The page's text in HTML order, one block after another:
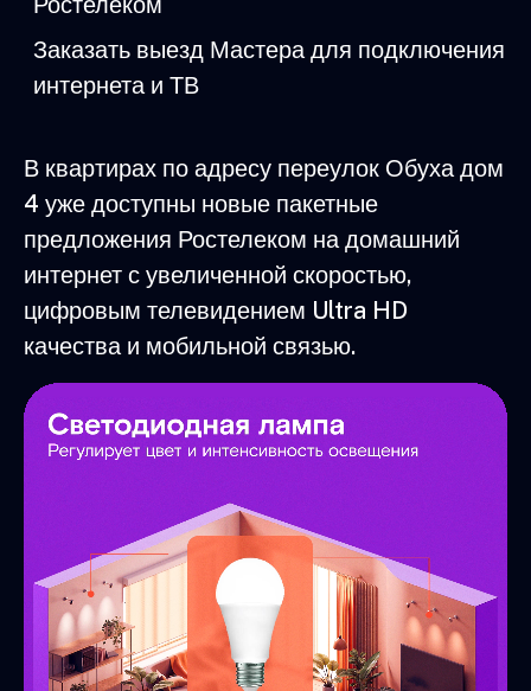
Заказать выезд Мастера для подключения
интернета и ТВ
В квартирах по адресу переулок Обуха дом
4 уже доступны новые пакетные
предложения Ростелеком на домашний
интернет с увеличенной скоростью,
цифровым телевидением Ultra HD
качества и мобильной связью.